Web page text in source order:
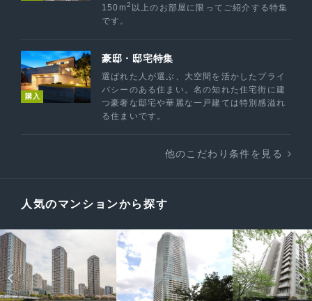
150m2 以上のお部屋に限ってご紹介する特集
です。
購入
豪邸・邸宅特集
選ばれた人が選ぶ、大空間を活かしたプライ
バシーのある住まい。名の知れた住宅街に建
つ豪奢な邸宅や華麗な一戸建ては特別感溢れ
る住まいです。
他のこだわり条件を見る
人気のマンションから探す